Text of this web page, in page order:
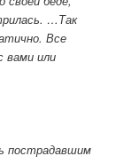
…Так
Все
вами или
пострадавшим